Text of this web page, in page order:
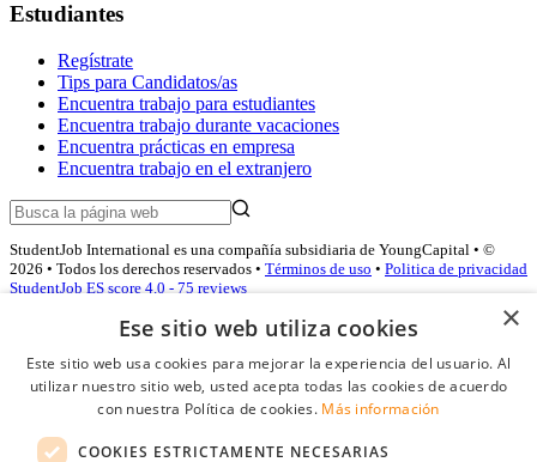
Estudiantes
Regístrate
Tips para Candidatos/as
Encuentra trabajo para estudiantes
Encuentra trabajo durante vacaciones
Encuentra prácticas en empresa
Encuentra trabajo en el extranjero
StudentJob International es una compañía subsidiaria de YoungCapital • ©
2026 • Todos los derechos reservados • Términos de uso • Politica de privacidad
StudentJob ES score 4.0 - 75 reviews
Acceso empresas
×
Ese sitio web utiliza cookies
Este sitio web usa cookies para mejorar la experiencia del usuario. Al
utilizar nuestro sitio web, usted acepta todas las cookies de acuerdo
con nuestra Política de cookies. Más información
COOKIES ESTRICTAMENTE NECESARIAS